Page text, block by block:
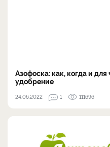
Азофоска: как, когда и
удобрение
24.06.2022 1 111696